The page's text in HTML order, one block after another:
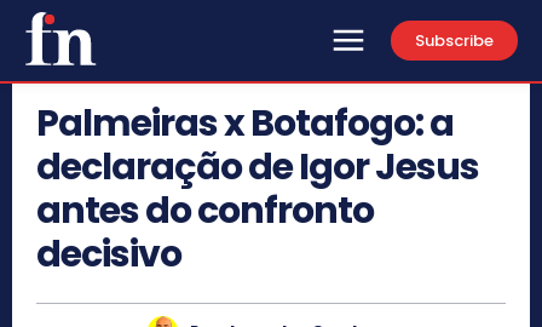
Subscribe
Palmeiras x Botafogo: a
declaração de Igor Jesus
antes do confronto
decisivo